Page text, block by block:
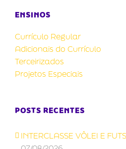
ENSINOS
Currículo Regular
Adicionais do Currículo
Terceirizados
Projetos Especiais
POSTS RECENTES
INTERCLASSE VÔLEI E